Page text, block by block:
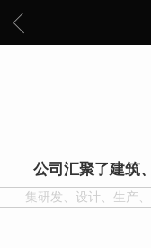
公司汇聚了建筑
集研发、设计、生产